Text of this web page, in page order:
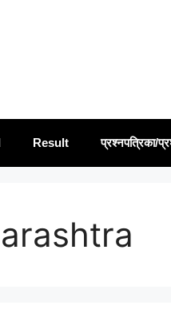
Result प्रश्नपत्रिका/